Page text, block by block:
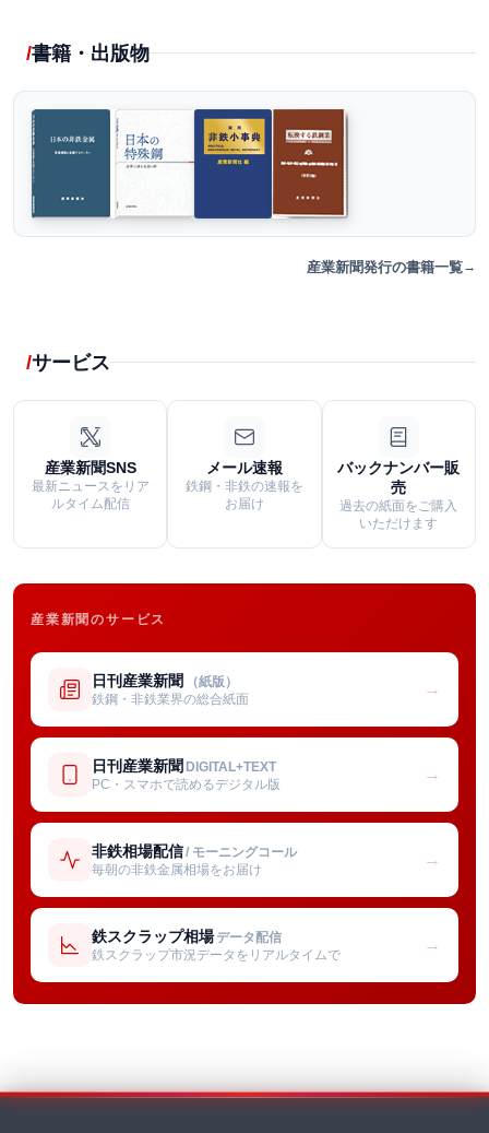
書籍・出版物
産業新聞発行の書籍一覧
サービス
産業新聞SNS
最新ニュースをリア
ルタイム配信
メール速報
鉄鋼・非鉄の速報を
お届け
バックナンバー販
売
過去の紙面をご購入
いただけます
産業新聞のサービス
日刊産業新聞 （紙版）
鉄鋼・非鉄業界の総合紙面
→
日刊産業新聞 DIGITAL+TEXT
PC・スマホで読めるデジタル版
→
非鉄相場配信/ モーニングコール
毎朝の非鉄金属相場をお届け
→
鉄スクラップ相場 データ配信
鉄スクラップ市況データをリアルタイムで
→